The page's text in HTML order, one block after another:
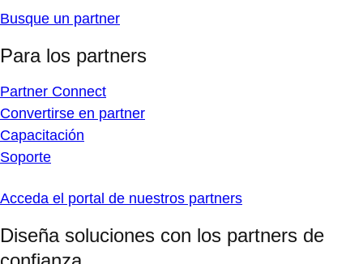
Busque un partner
Para los partners
Partner Connect
Convertirse en partner
Capacitación
Soporte
Acceda el portal de nuestros partners
Diseña soluciones con los partners de